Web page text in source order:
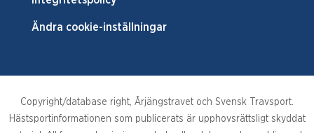
Ändra cookie-inställningar
Copyright/database right, Årjängstravet och Svensk Travsport.
Hästsportinformationen som publicerats är upphovsrättsligt skyddat